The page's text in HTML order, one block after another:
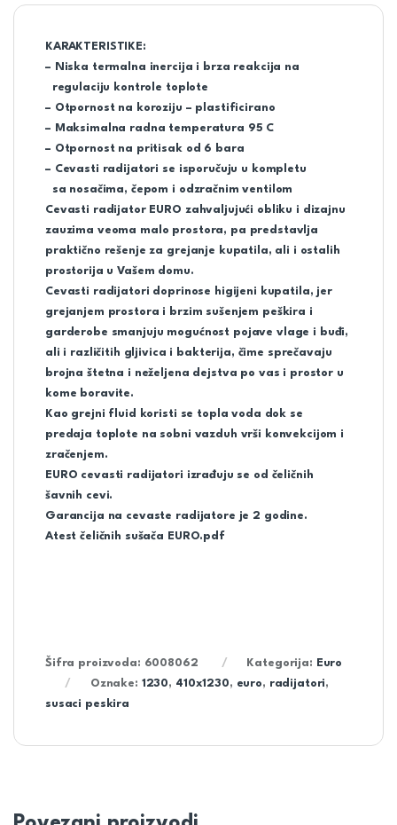
KARAKTERISTIKE:
– Niska termalna inercija i brza reakcija na
regulaciju kontrole toplote
– Otpornost na koroziju – plastificirano
– Maksimalna radna temperatura 95 C
– Otpornost na pritisak od 6 bara
– Cevasti radijatori se isporučuju u kompletu
sa nosačima, čepom i odzračnim ventilom
Cevasti radijator EURO zahvaljujući obliku i dizajnu
zauzima veoma malo prostora, pa predstavlja
praktično rešenje za grejanje kupatila, ali i ostalih
prostorija u Vašem domu.
Cevasti radijatori doprinose higijeni kupatila, jer
grejanjem prostora i brzim sušenjem peškira i
garderobe smanjuju mogućnost pojave vlage i buđi,
ali i različitih gljivica i bakterija, čime sprečavaju
brojna štetna i neželjena dejstva po vas i prostor u
kome boravite.
Kao grejni fluid koristi se topla voda dok se
predaja toplote na sobni vazduh vrši konvekcijom i
zračenjem.
EURO cevasti radijatori izrađuju se od čeličnih
šavnih cevi.
Garancija na cevaste radijatore je 2 godine.
Atest čeličnih sušača EURO.pdf
Šifra proizvoda: 6008062 Kategorija:
Euro
Oznake: 1230, 410x1230, euro, radijatori,
susaci peskira